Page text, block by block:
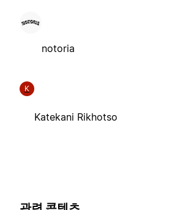
notoria
K
Katekani Rikhotso